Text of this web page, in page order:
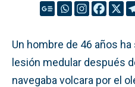
Un hombre de 46 años
lesión medular después
navegaba volcara por el